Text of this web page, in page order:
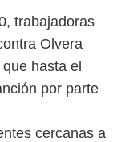
trabajadoras
Olvera
hasta el
por parte
cercanas a